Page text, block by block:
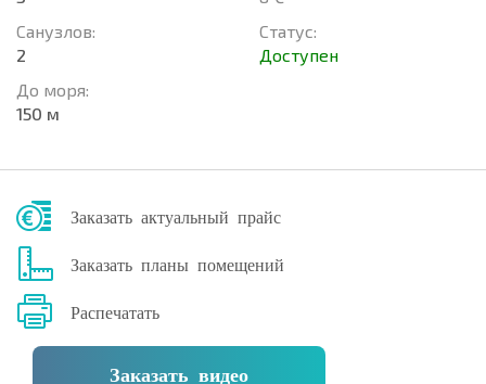
Санузлов:
2
До моря:
150 м
Статус:
Доступен
Заказать актуальный прайс
Заказать планы помещений
Распечатать
Заказать видео